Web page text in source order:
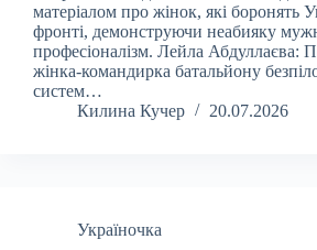
матеріалом про жінок, які боронять
фронті, демонструючи неабияку
професіоналізм. Лейла Абдуллаєва:
жінка-командирка батальйону
систем…
Килина Кучер
20.07.2026
Україночка